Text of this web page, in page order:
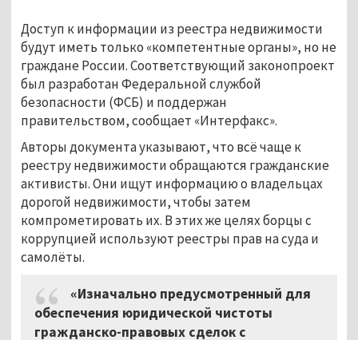
Доступ к информации из реестра недвижимости
будут иметь только «компетентные органы», но не
граждане России. Соответствующий законопроект
был разработан Федеральной службой
безопасности (ФСБ) и поддержан
правительством, сообщает «Интерфакс».
Авторы документа указывают, что всё чаще к
реестру недвижимости обращаются гражданские
активисты. Они ищут информацию о владельцах
дорогой недвижимости, чтобы затем
компрометировать их. В этих же целях борцы с
коррупцией используют реестры прав на суда и
самолёты.
«Изначально предусмотренный для
обеспечения юридической чистоты
гражданско-правовых сделок с